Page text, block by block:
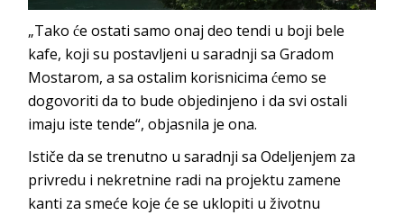
„Tako će ostati samo onaj deo tendi u boji bele
kafe, koji su postavljeni u saradnji sa Gradom
Mostarom, a sa ostalim korisnicima ćemo se
dogovoriti da to bude objedinjeno i da svi ostali
imaju iste tende“, objasnila je ona.
Ističe da se trenutno u saradnji sa Odeljenjem za
privredu i nekretnine radi na projektu zamene
kanti za smeće koje će se uklopiti u životnu